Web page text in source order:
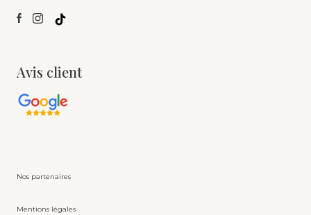
Avis client
Nos partenaires
Mentions légales